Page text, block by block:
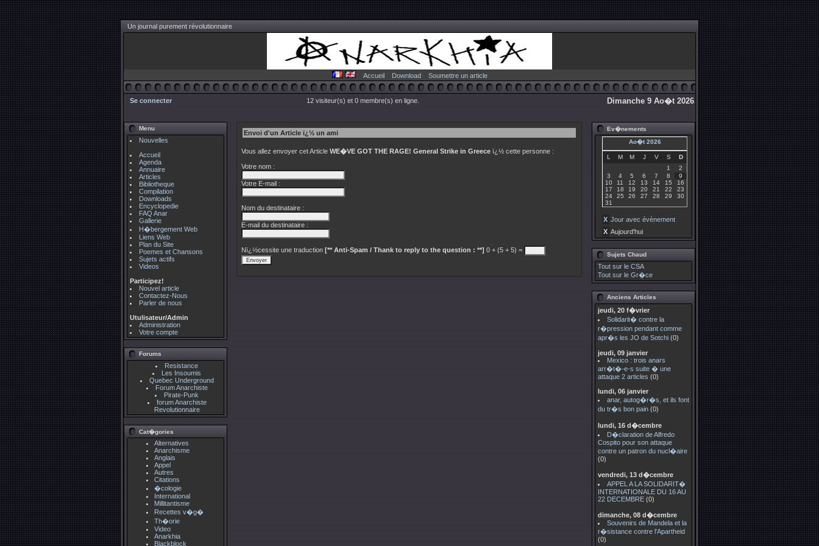
Un journal purement révolutionnaire
Accueil Download Soumettre un article
Se connecter 12 visiteur(s) et 0 membre(s) en ligne. Dimanche 9 Ao�t 2026
Menu
Nouvelles
Accueil
Agenda
Annuaire
Articles
Bibliotheque
Compilation
Downloads
Encyclopedie
FAQ Anar
Gallerie
H�bergement Web
Liens Web
Plan du Site
Poemes et Chansons
Sujets actifs
Videos
Participez!
Nouvel article
Contactez-Nous
Parler de nous
Utulisateur/Admin
Administration
Votre compte
Forums
Resistance
Les Insoumis
Quebec Underground
Forum Anarchiste
Pirate-Punk
forum Anarchiste
Revolutionnaire
Cat�gories
Alternatives
Anarchisme
Anglais
Appel
Autres
Citations
�cologie
International
Millitantisme
Recettes v�g�
Th�orie
Video
Anarkhia
Blackblock
Envoi d'un Article ï¿½ un ami
Vous allez envoyer cet Article WE�VE GOT THE RAGE! General Strike in Greece ï¿½ cette personne :
Votre nom :
Votre E-mail :
Nom du destinataire :
E-mail du destinataire :
Nï¿½cessite une traduction [** Anti-Spam / Thank to reply to the question : **] 0 + (5 + 5) =
Ev�nements
Ao�t 2026
L M M J V S
D
1
2
3
4 5 6 7 8
9
10
11 12 13 14 15
16
17
18 19 20 21 22
23
24
25 26 27 28 29
30
31
X Jour avec évènement
X Aujourd'hui
Sujets Chaud
Tout sur le CSA
Tout sur le Gr�ce
Anciens Articles
jeudi, 20 f�vrier
Solidarit� contre la
r�pression pendant comme
apr�s les JO de Sotchi (0)
jeudi, 09 janvier
Mexico : trois anars
arr�t�-e-s suite � une
attaque 2 articles (0)
lundi, 06 janvier
anar, autog�r�s, et ils font
du tr�s bon pain (0)
lundi, 16 d�cembre
D�claration de Alfredo
Cospito pour son attaque
contre un patron du nucl�aire
(0)
vendredi, 13 d�cembre
APPEL A LA SOLIDARIT�
INTERNATIONALE DU 16 AU
22 DECEMBRE (0)
dimanche, 08 d�cembre
Souvenirs de Mandela et la
r�sistance contre l'Apartheid
(0)